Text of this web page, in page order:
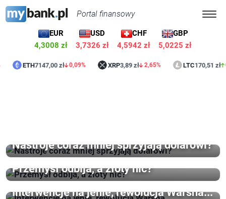
Portal finansowy
EUR
4,3008 zł
USD
3,7326 zł
CHF
4,5942 zł
GBP
5,0225 zł
ETH7147,00 zł 0,09% XRP3,89 zł 2,65% LTC170,51 zł
Nastroje coraz mniej sprzyjają dolarowi?
Przemysł odbija, a złoty nic?
Interwencje na jenie, rewolucja Warsha...